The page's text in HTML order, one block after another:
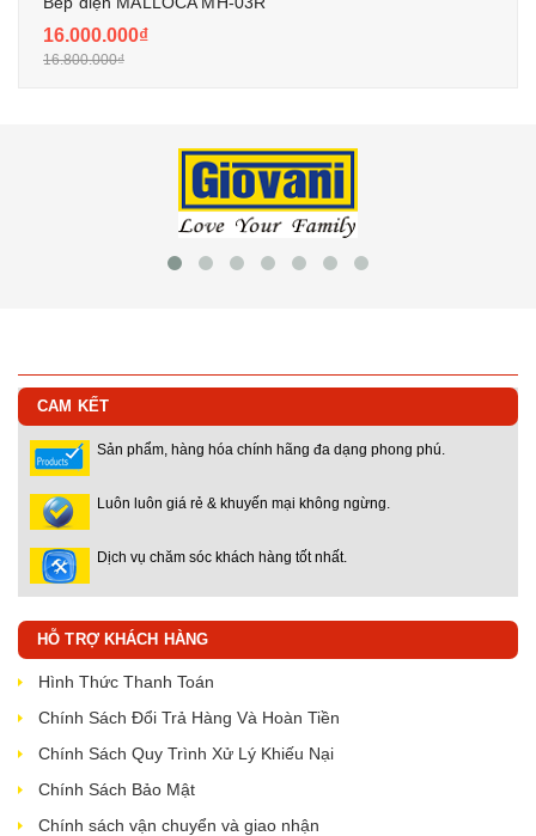
16.000.000₫
16.800.000₫
CAM KẾT
Sản phẩm, hàng hóa chính hãng đa dạng phong phú.
Luôn luôn giá rẻ & khuyến mại không ngừng.
Dịch vụ chăm sóc khách hàng tốt nhất.
HỖ TRỢ KHÁCH HÀNG
Hình Thức Thanh Toán
Chính Sách Đổi Trả Hàng Và Hoàn Tiền
Chính Sách Quy Trình Xử Lý Khiếu Nại
Chính Sách Bảo Mật
Chính sách vận chuyển và giao nhận